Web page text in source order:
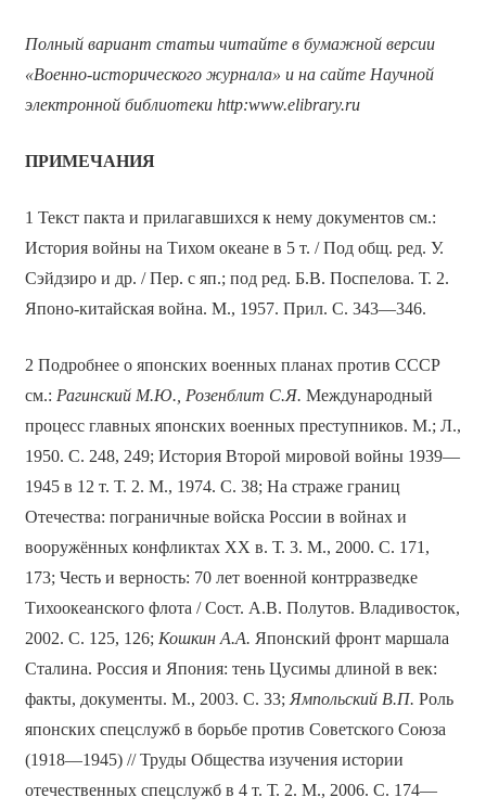
Полный вариант статьи читайте в бумажной версии
«Военно-исторического журнала» и на сайте Научной
электронной библиотеки http:www.elibrary.ru
ПРИМЕЧАНИЯ
1 Текст пакта и прилагавшихся к нему документов см.:
История войны на Тихом океане в 5 т. / Под общ. ред. У.
Сэйдзиро и др. / Пер. с яп.; под ред. Б.В. Поспелова. Т. 2.
Японо-китайская война. М., 1957. Прил. С. 343—346.
2 Подробнее о японских военных планах против СССР
см.: Рагинский М.Ю., Розенблит С.Я. Международный
процесс главных японских военных преступников. М.; Л.,
1950. С. 248, 249; История Второй мировой войны 1939—
1945 в 12 т. Т. 2. М., 1974. С. 38; На страже границ
Отечества: пограничные войска России в войнах и
вооружённых конфликтах ХХ в. Т. 3. М., 2000. С. 171,
173; Честь и верность: 70 лет военной контрразведке
Тихоокеанского флота / Сост. А.В. Полутов. Владивосток,
2002. С. 125, 126; Кошкин А.А. Японский фронт маршала
Сталина. Россия и Япония: тень Цусимы длиной в век:
факты, документы. М., 2003. С. 33; Ямпольский В.П. Роль
японских спецслужб в борьбе против Советского Союза
(1918—1945) // Труды Общества изучения истории
отечественных спецслужб в 4 т. Т. 2. М., 2006. С. 174—